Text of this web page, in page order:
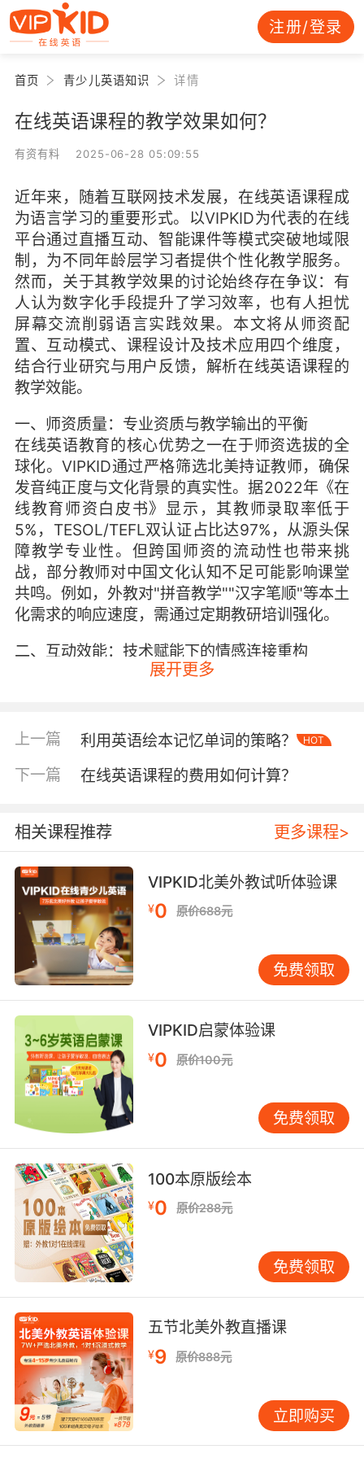
注册/登录
首页 青少儿英语知识 详情
在线英语课程的教学效果如何？
有资有料 2025-06-28 05:09:55
近年来，随着互联网技术发展，在线英语课程成
为语言学习的重要形式。以VIPKID为代表的在线
平台通过直播互动、智能课件等模式突破地域限
制，为不同年龄层学习者提供个性化教学服务。
然而，关于其教学效果的讨论始终存在争议：有
人认为数字化手段提升了学习效率，也有人担忧
屏幕交流削弱语言实践效果。本文将从师资配
置、互动模式、课程设计及技术应用四个维度，
结合行业研究与用户反馈，解析在线英语课程的
教学效能。
一、师资质量：专业资质与教学输出的平衡
在线英语教育的核心优势之一在于师资选拔的全
球化。VIPKID通过严格筛选北美持证教师，确保
发音纯正度与文化背景的真实性。据2022年《在
线教育师资白皮书》显示，其教师录取率低于
5%，TESOL/TEFL双认证占比达97%，从源头保
障教学专业性。但跨国师资的流动性也带来挑
战，部分教师对中国文化认知不足可能影响课堂
共鸣。例如，外教对"拼音教学""汉字笔顺"等本土
化需求的响应速度，需通过定期教研培训强化。
二、互动效能：技术赋能下的情感连接重构
在线课堂的互动质量直接影响输入输出转化率。
屏幕仍能建立眼神接触与情绪共振。剑桥大学
录播课提升40%。但技术依赖也存在隐患，网络
意力分散等问题，仍需通过分龄教学策略优化。
三、课程体系：标准化与个性化的动态调适
科学的课程架构是教学效果的基础支撑。VIPKID
基于CEFR标准搭建的12级课程体系，通过智能测
评将学员精准匹配难度层级。每个单元设置"学-
练-测-拓"闭环，配合AR动画课件提升情境沉浸
感。值得注意的是，个性化推荐算法虽能推送适
配内容，但过度依赖数据画像可能导致创造性思
维培养缺失。北京师范大学课题组跟踪研究发
现，结合外教主观判断调整的学习路径，比纯算
法推荐的课程完成度高18%。
四、技术边界：数字工具的教学适切性探讨
AI技术正在重塑在线英语教学边界。VIPKID自主
研发的语音评估系统可实时反馈发音准确度，虚
拟教助工具能模拟多角色对话场景。但技术并非
万能，斯坦福大学教育科技研究中心指出，AI纠
音对连读弱读等复杂语音现象的识别误差率仍达
12%，且无法替代人类教师对文化隐喻的解读。
技术应定位于教学辅助角色，而非完全替代师生
间的认知互动。
术创新的协同产物。VIPKID的实践表明，当严格
师资筛选机制遇上智能匹配系统，当直播互动深
度融入自适应技术，能够构建出兼具系统性与灵
活性的学习生态。未来发展方向应聚焦于三个维
度：加强跨文化教学能力培训以弥补地理距离带
来的理解鸿沟，开发情感计算技术提升虚拟课堂
展开更多
上一篇 利用英语绘本记忆单词的策略？ HOT
下一篇 在线英语课程的费用如何计算？
相关课程推荐 更多课程>
VIPKID北美外教试听体验课
¥0 原价688元
免费领取
VIPKID启蒙体验课
¥0 原价100元
免费领取
100本原版绘本
¥0 原价288元
免费领取
五节北美外教直播课
¥9 原价888元
立即购买